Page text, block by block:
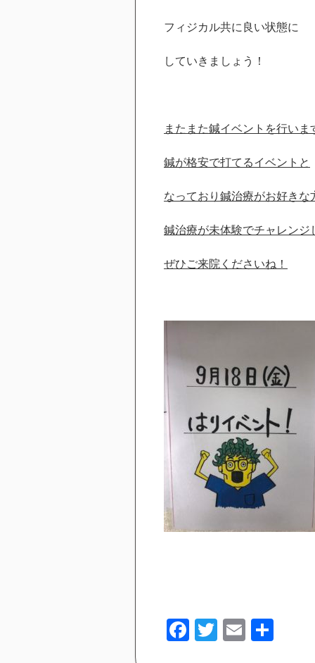
フィジカル共に良い状態に
していきましょう！
またまた鍼イベントを行いま
鍼が格安で打てるイベントと
なっており鍼治療がお好きな
鍼治療が未体験でチャレンジ
ぜひご来院くださいね！
Facebook
TwitterEmail